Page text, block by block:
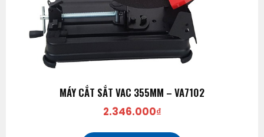
MÁY CẮT SẮT VAC 355MM – VA7102
2.346.000₫